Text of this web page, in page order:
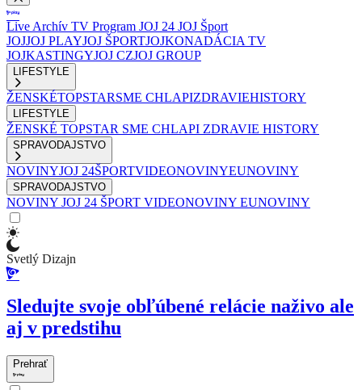
Live Archív TV Program JOJ 24 JOJ Šport
JOJJOJ PLAYJOJ ŠPORTJOJKONADÁCIA TV
JOJKASTINGYJOJ CZJOJ GROUP
LIFESTYLE
ŽENSKÉTOPSTARSME CHLAPIZDRAVIEHISTORY
LIFESTYLE
ŽENSKÉ TOPSTAR SME CHLAPI ZDRAVIE HISTORY
SPRAVODAJSTVO
NOVINYJOJ 24ŠPORTVIDEONOVINYEUNOVINY
SPRAVODAJSTVO
NOVINY JOJ 24 ŠPORT VIDEONOVINY EUNOVINY
Svetlý Dizajn
Sledujte svoje obľúbené relácie naživo ale
aj v predstihu
Prehrať